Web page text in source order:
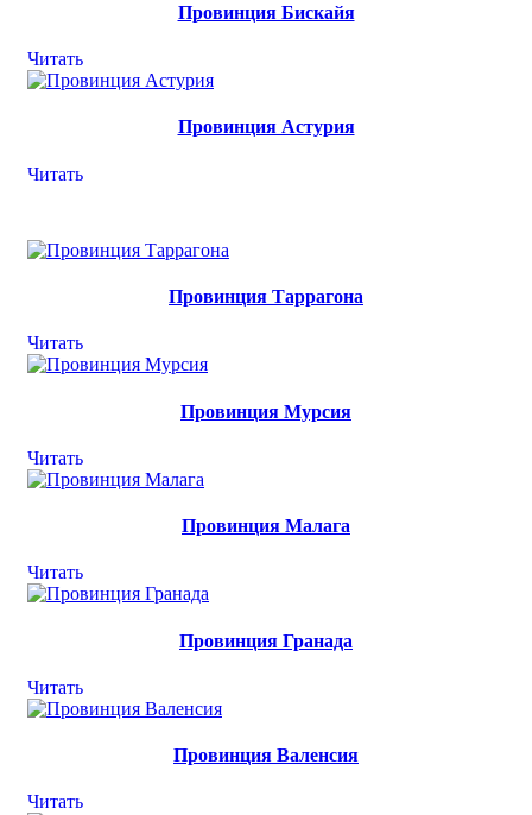
Провинция Бискайя
Читать
Провинция Астурия
Читать
Провинция Таррагона
Читать
Провинция Мурсия
Читать
Провинция Малага
Читать
Провинция Гранада
Читать
Провинция Валенсия
Читать